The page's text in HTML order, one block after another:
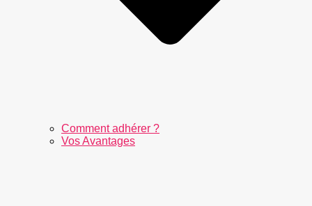
Comment adhérer ?
Vos Avantages